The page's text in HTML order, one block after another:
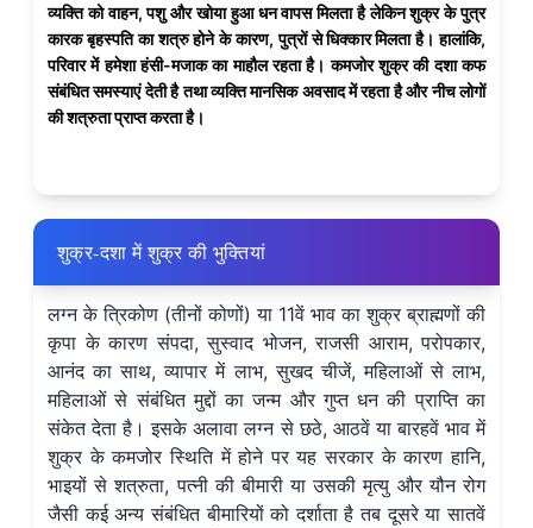
व्यक्ति को वाहन, पशु और खोया हुआ धन वापस मिलता है लेकिन शुक्र के पुत्र
कारक बृहस्पति का शत्रु होने के कारण, पुत्रों से धिक्कार मिलता है। हालांकि,
परिवार में हमेशा हंसी-मजाक का माहौल रहता है। कमजोर शुक्र की दशा कफ
संबंधित समस्याएं देती है तथा व्यक्ति मानसिक अवसाद में रहता है और नीच लोगों
की शत्रुता प्राप्त करता है।
शुक्र-दशा में शुक्र की भुक्तियां
लग्न के त्रिकोण (तीनों कोणों) या 11वें भाव का शुक्र ब्राह्मणों की
कृपा के कारण संपदा, सुस्वाद भोजन, राजसी आराम, परोपकार,
आनंद का साथ, व्यापार में लाभ, सुखद चीजें, महिलाओं से लाभ,
महिलाओं से संबंधित मुद्दों का जन्म और गुप्त धन की प्राप्ति का
संकेत देता है। इसके अलावा लग्न से छठे, आठवें या बारहवें भाव में
शुक्र के कमजोर स्थिति में होने पर यह सरकार के कारण हानि,
भाइयों से शत्रुता, पत्नी की बीमारी या उसकी मृत्यु और यौन रोग
जैसी कई अन्य संबंधित बीमारियों को दर्शाता है तब दूसरे या सातवें